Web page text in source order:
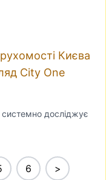
Києва
City One
досліджує
6 >